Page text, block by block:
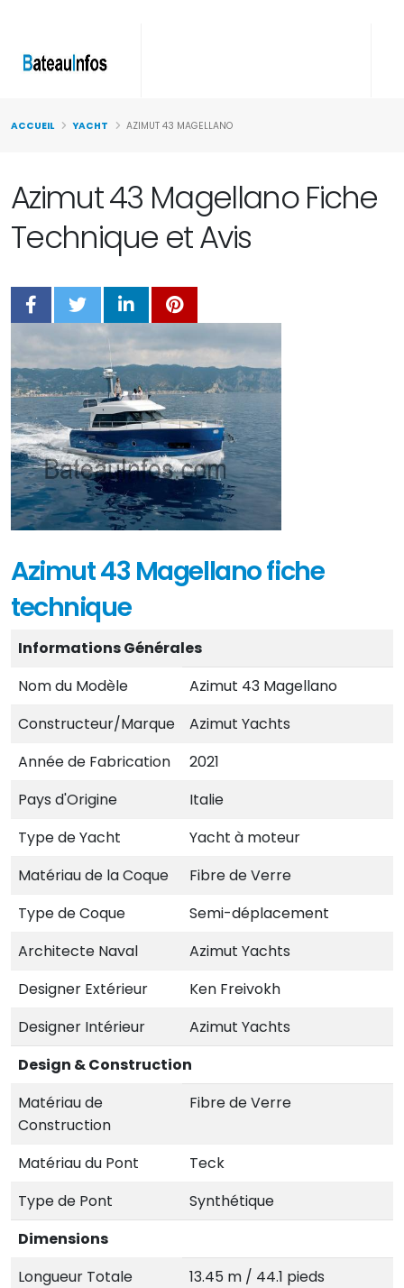
ACCUEIL YACHT AZIMUT 43 MAGELLANO
Azimut 43 Magellano Fiche
Technique et Avis
Azimut 43 Magellano fiche
technique
Informations Générales
Nom du Modèle
Azimut 43 Magellano
Constructeur/Marque
Azimut Yachts
Année de Fabrication
2021
Pays d'Origine
Italie
Type de Yacht
Yacht à moteur
Matériau de la Coque
Fibre de Verre
Type de Coque
Semi-déplacement
Architecte Naval
Azimut Yachts
Designer Extérieur
Ken Freivokh
Designer Intérieur
Azimut Yachts
Design & Construction
Matériau de
Construction
Fibre de Verre
Matériau du Pont
Teck
Type de Pont
Synthétique
Dimensions
Longueur Totale
13.45 m / 44.1 pieds